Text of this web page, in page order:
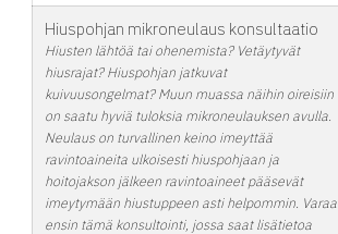
Hiuspohjan mikroneulaus konsultaatio
Hiusten lähtöä tai ohenemista? Vetäytyvät
hiusrajat? Hiuspohjan jatkuvat
kuivuusongelmat? Muun muassa näihin oireisiin
on saatu hyviä tuloksia mikroneulauksen avulla.
Neulaus on turvallinen keino imeyttää
ravintoaineita ulkoisesti hiuspohjaan ja
hoitojakson jälkeen ravintoaineet pääsevät
imeytymään hiustuppeen asti helpommin. Varaa
ensin tämä konsultointi, jossa saat lisätietoa